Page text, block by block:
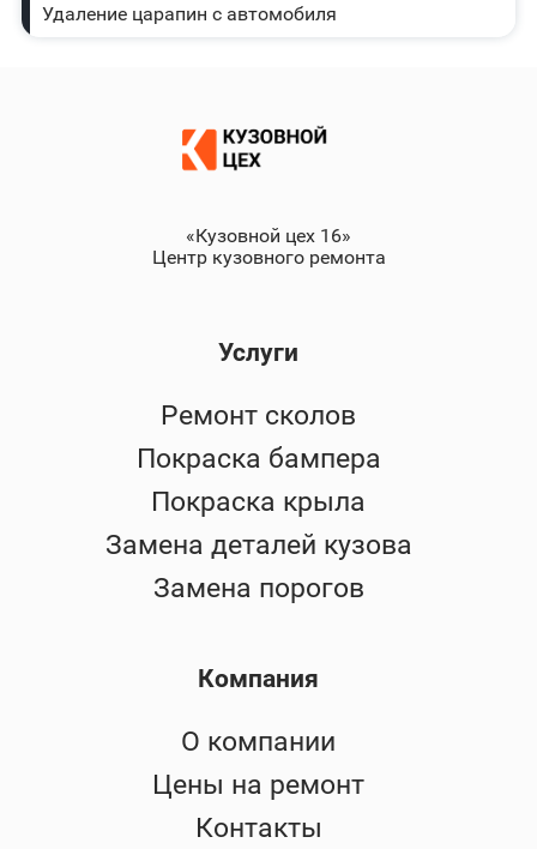
Удаление царапин с автомобиля
«Кузовной цех 16»
Центр кузовного ремонта
Услуги
Ремонт сколов
Покраска бампера
Покраска крыла
Замена деталей кузова
Замена порогов
Компания
О компании
Цены на ремонт
Контакты